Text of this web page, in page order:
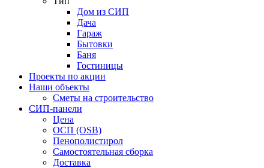
Дом из СИП
Дача
Гараж
Бытовки
Баня
Гостиницы
Проекты по акции
Наши объекты
Сметы на строительство
СИП-панели
Цена
ОСП (OSB)
Пенополистирол
Самостоятельная сборка
Доставка